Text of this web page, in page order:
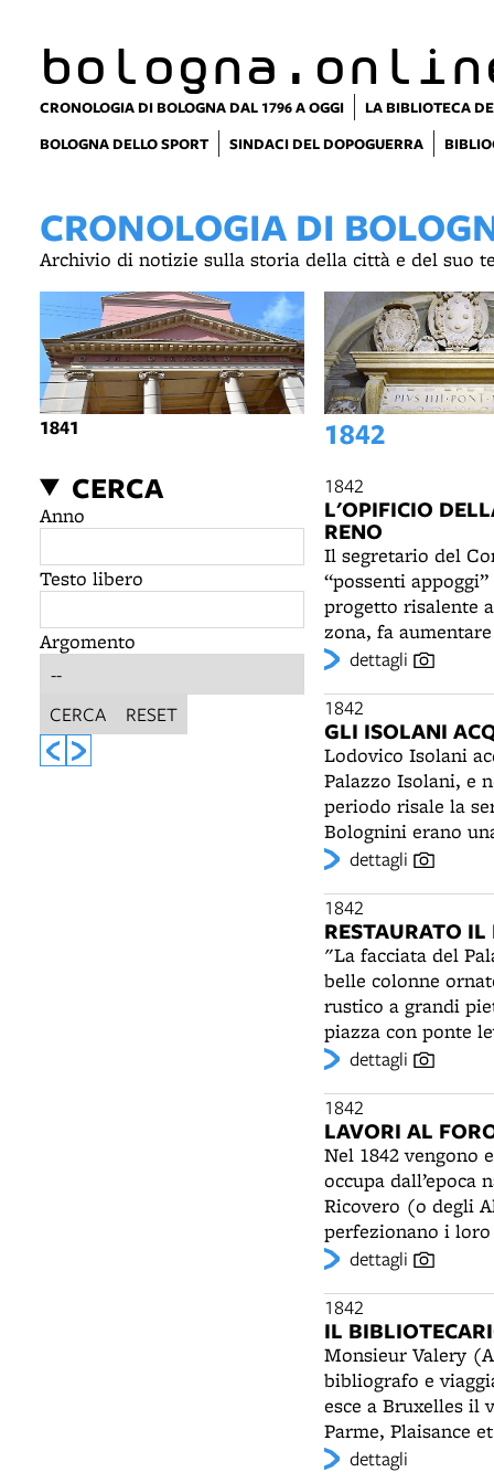
CRONOLOGIA DI BOLOGNA DAL 1796 A OGGI LA BIBLIOTECA
BOLOGNA DELLO SPORT
SINDACI DEL DOPOGUERRA
CRONOLOGIA DI
Archivio di notizie sulla storia della città e del suo
1841 1842
CERCA
Anno
Testo libero
Argomento
CERCA RESET
1842
L'OPIFICIO
RENO
Il segretario del
“possenti
progetto risalente
zona, fa
conto delle riserve
due ruote. La
monte, dove sarà
valle dell'opificio,
dettagli
1842
GLI ISOLANI
Lodovico Isolani
Palazzo Isolani, e
periodo risale la
Bolognini erano
della seta,
costruito nel XV
e rappresenta, da
tardogotica
dettagli
1842
RESTAURATO
"La facciata del
belle colonne
rustico a grandi
piazza con ponte levatoio". (G. Ricci) Tra il
Palazzo del
quasi 7.000 scudi.
mattoni, listelli,
gravemente
vignoleschi"
che in seguito
controversi
formelle del
per incuria
dettagli
1842
LAVORI AL
Nel 1842 vengono
occupa
Ricovero (o degli
perfezionano i
vengono raccolti
maestra di Santo
porta San Felice e
urbanistico,
prevedendo la
dettagli
1842
IL
Monsieur Valery
bibliografo e
esce a Bruxelles il
Parme, Plaisance
Domenico: la
dettagli